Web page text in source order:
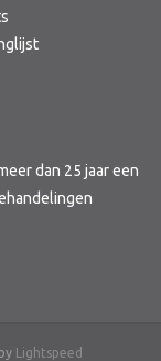
dan 25 jaar een
Lightspeed